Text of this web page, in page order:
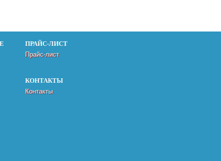
ПРАЙС-ЛИСТ
Прайс-лист
КОНТАКТЫ
Контакты